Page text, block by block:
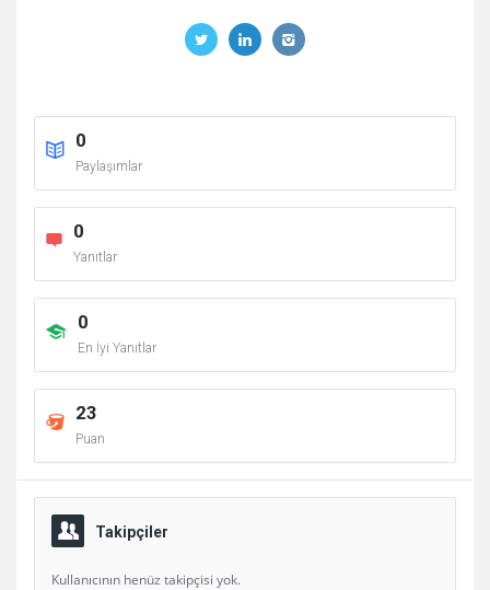
0
Paylaşımlar
0
Yanıtlar
0
En İyi Yanıtlar
23
Puan
Takipçiler
Kullanıcının henüz takipçisi yok.